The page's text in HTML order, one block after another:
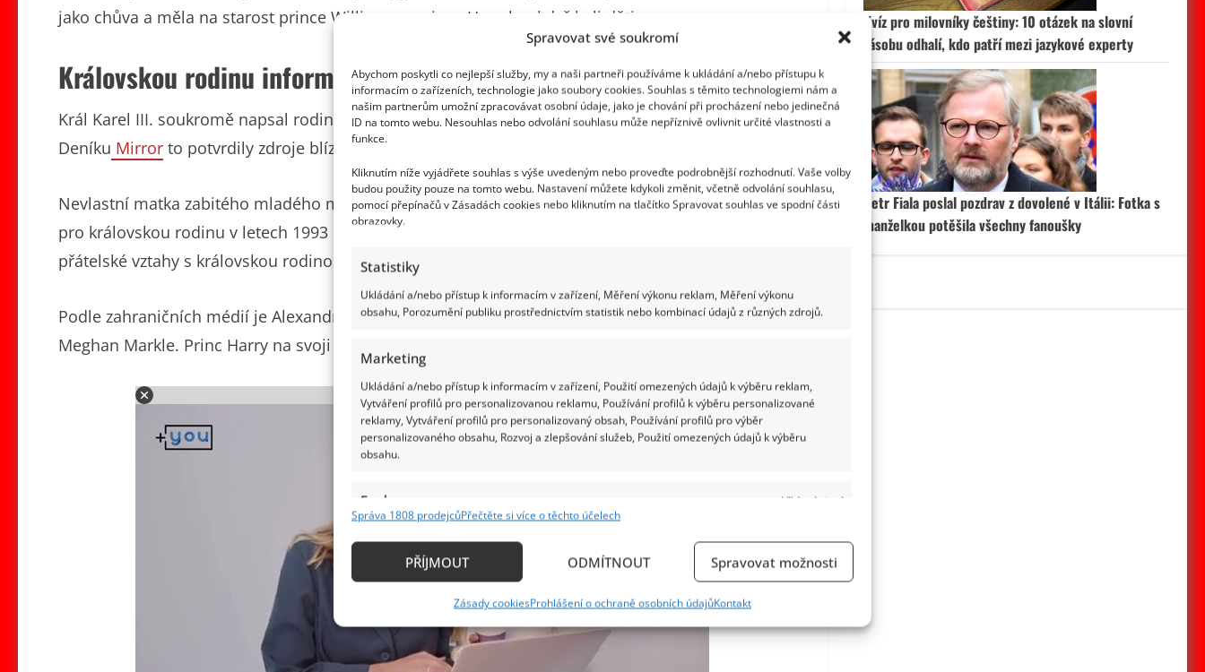
Spravovat své soukromí
Abychom poskytli co nejlepší služby, my a naši partneři používáme k ukládání a/nebo přístupu k
informacím o zařízeních, technologie jako soubory cookies. Souhlas s těmito technologiemi nám a
našim partnerům umožní zpracovávat osobní údaje, jako je chování při procházení nebo jedinečná
ID na tomto webu. Nesouhlas nebo odvolání souhlasu může nepříznivě ovlivnit určité vlastnosti a
funkce.
Kliknutím níže vyjádřete souhlas s výše uvedeným nebo proveďte podrobnější rozhodnutí. Vaše volby
budou použity pouze na tomto webu. Nastavení můžete kdykoli změnit, včetně odvolání souhlasu,
pomocí přepínačů v Zásadách cookies nebo kliknutím na tlačítko Spravovat souhlas ve spodní části
obrazovky.
Statistiky
Ukládání a/nebo přístup k informacím v zařízení, Měření výkonu reklam, Měření výkonu
obsahu, Porozumění publiku prostřednictvím statistik nebo kombinací údajů z různých zdrojů.
Marketing
Ukládání a/nebo přístup k informacím v zařízení, Použití omezených údajů k výběru reklam,
Vytváření profilů pro personalizovanou reklamu, Používání profilů k výběru personalizované
reklamy, Vytváření profilů pro personalizovaný obsah, Používání profilů pro výběr
personalizovaného obsahu, Rozvoj a zlepšování služeb, Použití omezených údajů k výběru
obsahu.
Funkce
Vždy aktivní
Identifikace zařízení na základě automaticky přenášených informací.
základě aktivně požadovaných informací.
Zajištění bezpečnosti, předcházení a zjišťování podvodů a
Správa 1808 prodejcůPřečtěte si více o těchto účelech
PŘÍJMOUT ODMÍTNOUT Spravovat možnosti
Zásady cookiesProhlášení o ochraně osobních údajůKontakt
jako chůva a měla na starost prince Williama a prince Harryho, když byli děti.
Královskou rodinu informace o smrti Edwarda hluboce zasáhla
Král Karel III. soukromě napsal rodině Edwarda Pettifera, aby vyjádřil hlubokou soustrast.
Deníku Mirror to potvrdily zdroje blízké královské rodině.
Nevlastní matka zabitého mladého muže měla ke královské rodině blízko. Jako chůva pracovala
pro královskou rodinu v letech 1993 až 1999. Alexandra Pettifer se starala o oba malé prince a
přátelské vztahy s královskou rodinou vydrželi až do současnosti.
Podle zahraničních médií je Alexandra Pettifer kmotrou Archieho, syna prince Harryho a
Meghan Markle. Princ Harry na svoji chůvu s láskou vzpomíná i ve své kontroverzní knize Spare.
Advertisement
Kvíz pro milovníky češtiny: 10 otázek na slovní
zásobu odhalí, kdo patří mezi jazykové experty
Petr Fiala poslal pozdrav z dovolené v Itálii: Fotka s
manželkou potěšila všechny fanoušky